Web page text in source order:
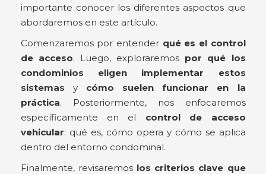
importante conocer los diferentes aspectos que
abordaremos en este artículo.
Comenzaremos por entender qué es el control
de acceso. Luego, exploraremos por qué los
condominios eligen implementar estos
sistemas y cómo suelen funcionar en la
práctica. Posteriormente, nos enfocaremos
específicamente en el control de acceso
vehicular: qué es, cómo opera y cómo se aplica
dentro del entorno condominal.
Finalmente, revisaremos los criterios clave que